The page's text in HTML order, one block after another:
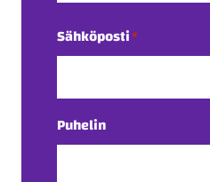
Sähköposti*
Puhelin